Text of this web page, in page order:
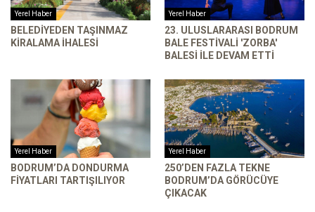
Yerel Haber
BELEDIYEDEN TAŞINMAZ
KIRALAMA İHALESI
Yerel Haber
23. ULUSLARARASI BODRUM
BALE FESTIVALI 'ZORBA'
BALESI ILE DEVAM ETTI
Yerel Haber
BODRUM’DA DONDURMA
FIYATLARI TARTIŞILIYOR
Yerel Haber
250’DEN FAZLA TEKNE
BODRUM’DA GÖRÜCÜYE
ÇIKACAK